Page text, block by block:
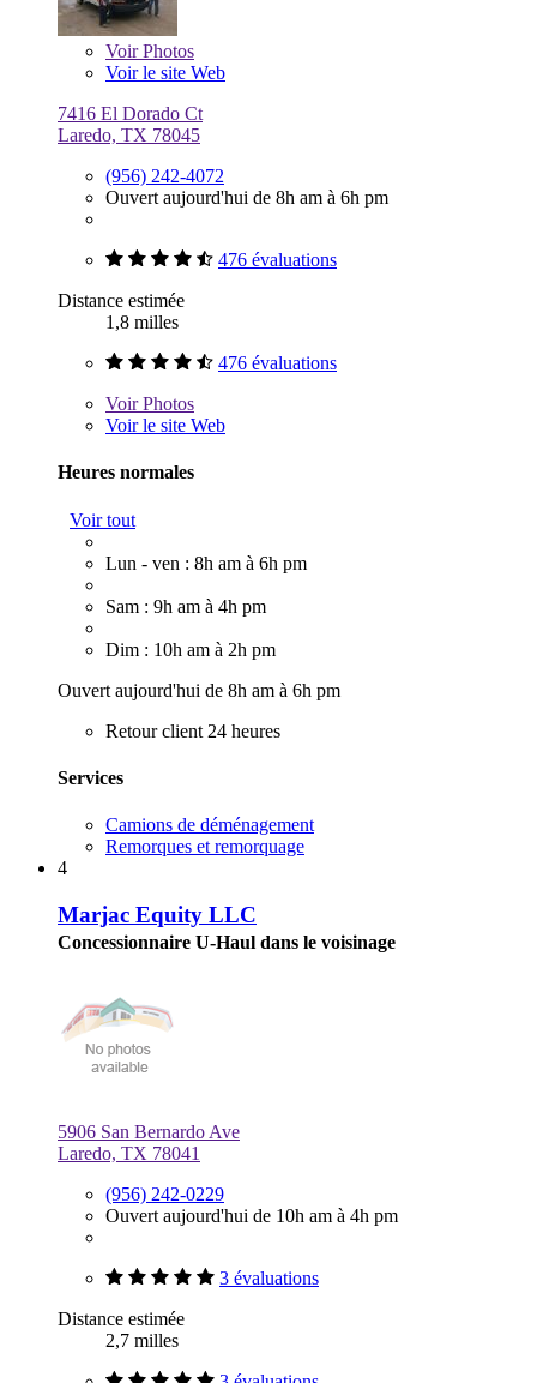
VoirPhotos
Voir le site Web
7416 El Dorado Ct
Laredo, TX 78045
(956) 242-4072
Ouvert aujourd'hui de 8h am à 6h pm
476 évaluations
Distance estimée
1,8 milles
476 évaluations
VoirPhotos
Voir le site Web
Heures normales
Voir tout
Lun - ven : 8h am à 6h pm
Sam : 9h am à 4h pm
Dim : 10h am à 2h pm
Ouvert aujourd'hui de 8h am à 6h pm
Retour client 24 heures
Services
Camions de déménagement
Remorques et remorquage
4
Marjac Equity LLC
Concessionnaire U-Haul dans le voisinage
5906 San Bernardo Ave
Laredo, TX 78041
(956) 242-0229
Ouvert aujourd'hui de 10h am à 4h pm
3 évaluations
Distance estimée
2,7 milles